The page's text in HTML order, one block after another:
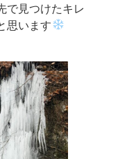
で見つけたキレ
思います